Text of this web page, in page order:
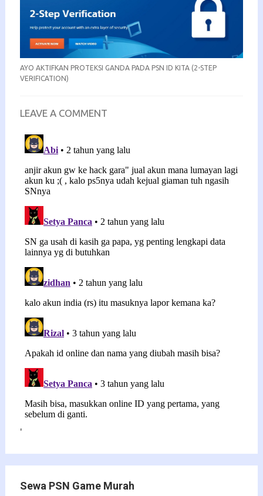
AYO AKTIFKAN PROTEKSI GANDA PADA PSN ID KITA (2-STEP
VERIFICATION)
LEAVE A COMMENT
'
Sewa PSN Game Murah